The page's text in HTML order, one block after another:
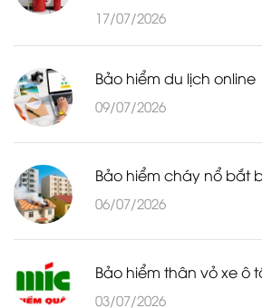
17/07/2026
Bảo hiểm du lịch online
09/07/2026
Bảo hiểm cháy nổ bắt
06/07/2026
Bảo hiểm thân vỏ xe ô
03/07/2026